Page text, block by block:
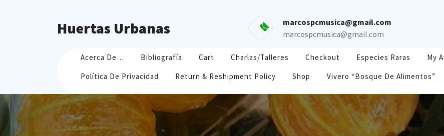
Huertas Urbanas
marcospcmusica@gmail.com
marcospcmusica@gmail.com
Acerca De… Bibliografía Cart Charlas/Talleres Checkout Especies Raras
My
Política De Privacidad
Return & Reshipment Policy Shop Vivero “Bosque De Alimentos”